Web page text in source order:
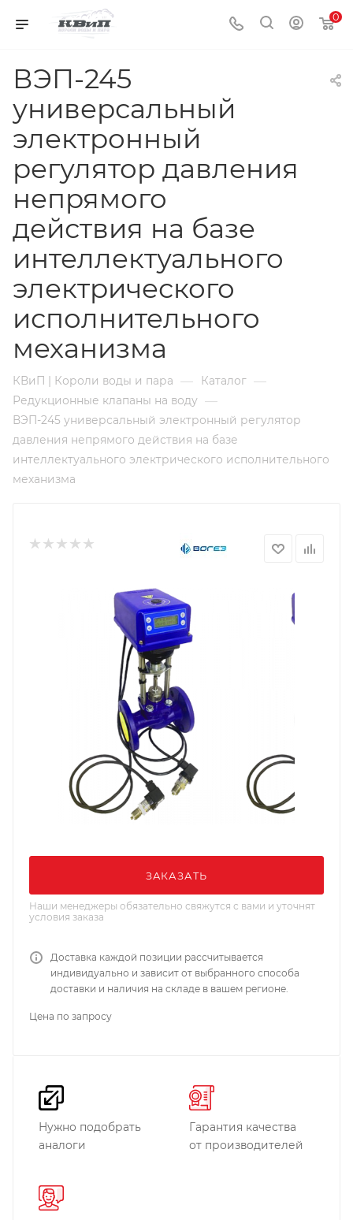
0
ВЭП-245
универсальный
электронный
регулятор давления
непрямого
действия на базе
интеллектуального
электрического
исполнительного
механизма
КВиП | Короли воды и пара — Каталог —
Редукционные клапаны на воду —
ВЭП-245 универсальный электронный регулятор
давления непрямого действия на базе
интеллектуального электрического исполнительного
механизма
ЗАКАЗАТЬ
Наши менеджеры обязательно свяжутся с вами и уточнят
условия заказа
Доставка каждой позиции рассчитывается
индивидуально и зависит от выбранного способа
доставки и наличия на складе в вашем регионе.
Цена по запросу
Нужно подобрать
аналоги
Гарантия качества
от производителей